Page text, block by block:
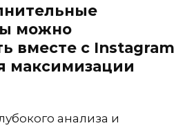
можно
вместе с Instagram
максимизации
анализа и